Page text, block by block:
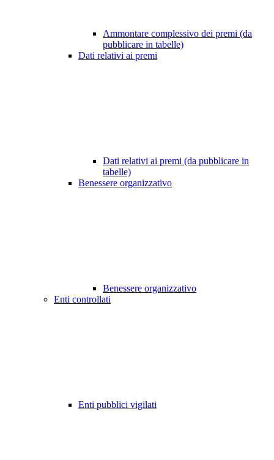
Ammontare complessivo dei premi (da
pubblicare in tabelle)
Dati relativi ai premi
Dati relativi ai premi (da pubblicare in
tabelle)
Benessere organizzativo
Benessere organizzativo
Enti controllati
Enti pubblici vigilati